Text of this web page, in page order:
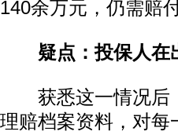
140余万元，仍需赔
疑点：投保人在
获悉这一情况后，
理赔档案资料，对每